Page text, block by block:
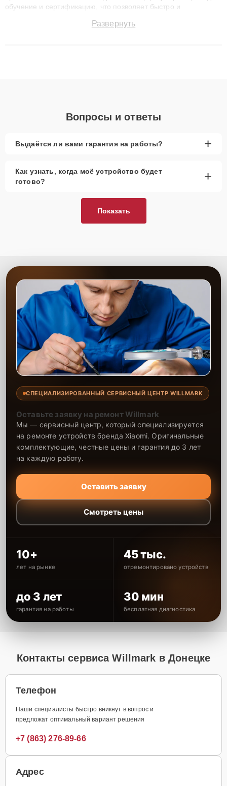
обучение и сертификацию, что позволяет быстро и
сохранением гарантии до 3 лет. Наши мастера решают
Развернуть
Вопросы и ответы
Выдаётся ли вами гарантия на работы? +
Как узнать, когда моё устройство будет
готово?
+
Показать
СПЕЦИАЛИЗИРОВАННЫЙ СЕРВИСНЫЙ ЦЕНТР WILLMARK
Оставьте заявку на ремонт Willmark
Мы — сервисный центр, который специализируется
на ремонте устройств бренда Xiaomi. Оригинальные
комплектующие, честные цены и гарантия до 3 лет
на каждую работу.
Оставить заявку
Смотреть цены
10+
лет на рынке
45 тыс.
отремонтировано устройств
до 3 лет
гарантия на работы
30 мин
бесплатная диагностика
Контакты сервиса Willmark в Донецке
Телефон
Наши специалисты быстро вникнут в вопрос и
предложат оптимальный вариант решения
+7 (863) 276-89-66
Адрес